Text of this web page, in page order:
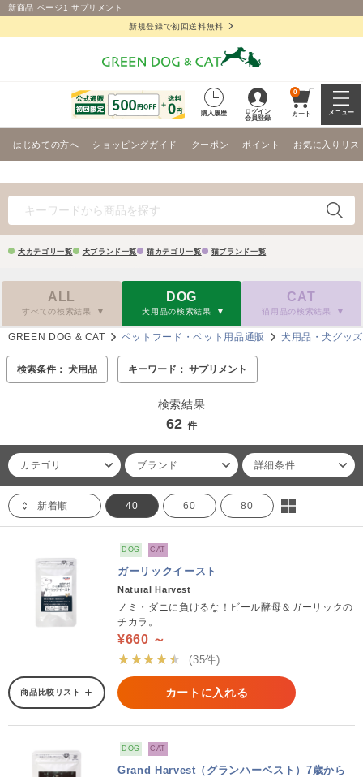
新商品 ページ1 サプリメント
新規登録で初回送料無料
購入履歴
ログイン
会員登録
0
カート メニュー
はじめての方へ ショッピングガイド クーポン ポイント お気に入りリス
犬カテゴリ一覧 犬ブランド一覧 猫カテゴリ一覧 猫ブランド一覧
ALL
すべての検索結果
DOG
犬用品の検索結果
CAT
猫用品の検索結果
GREEN DOG & CAT ペットフード・ペット用品通販 犬用品・犬グッズ
検索条件： 犬用品 キーワード： サプリメント
検索結果
62 件
カテゴリ ブランド 詳細条件
新着順 40 60 80
DOG CAT
ガーリックイースト
Natural Harvest
ノミ・ダニに負けるな！ビール酵母＆ガーリックの
チカラ。
¥660 ～
★★★★★
(35件)
商品比較リスト カートに入れる
DOG CAT
Grand Harvest（グランハーベスト）7歳から